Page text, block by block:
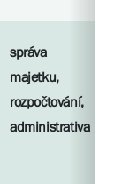
správa
majetku,
rozpočtování,
administrativa